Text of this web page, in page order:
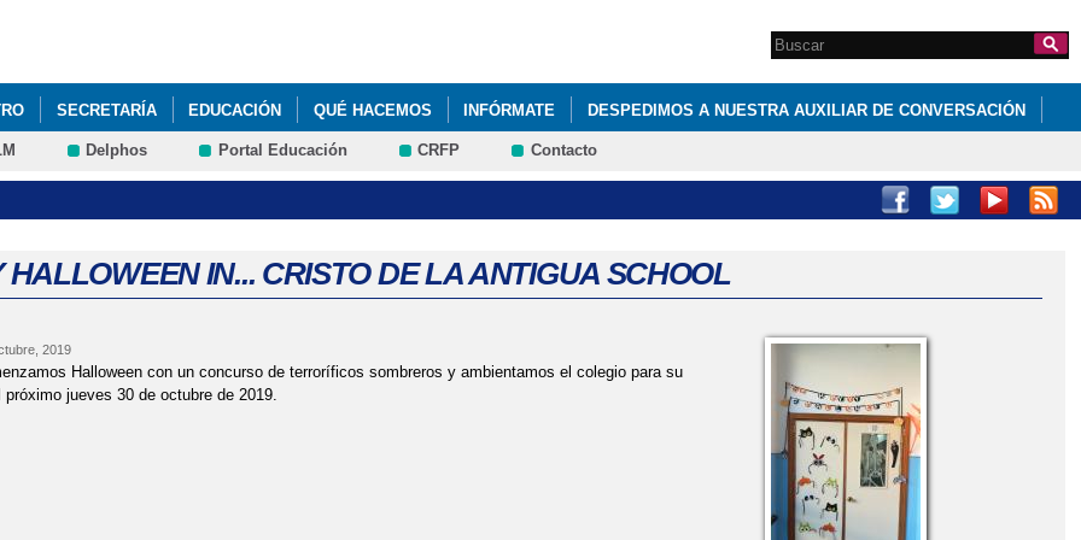
Formulario de
búsqueda
Search this site
SECRETARÍA EDUCACIÓN QUÉ HACEMOS INFÓRMATE DESPEDIMOS A NUESTRA AUXILIAR DE CONVERSACIÓN
PROCESO DE ADMISIÓN DEL ALUMNADO PARA EL CURSO 2025/2026 REUNIÓN PERIODO DE ADAPTACIÓN 3 AÑOS
Delphos Portal Educación CRFP Contacto
HALLOWEEN IN... CRISTO DE LA ANTIGUA SCHOOL
2019
Halloween con un concurso de terroríficos sombreros y ambientamos el colegio para su
próximo jueves 30 de octubre de 2019.